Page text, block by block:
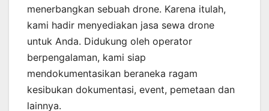
menerbangkan sebuah drone. Karena itulah,
kami hadir menyediakan jasa sewa drone
untuk Anda. Didukung oleh operator
berpengalaman, kami siap
mendokumentasikan beraneka ragam
kesibukan dokumentasi, event, pemetaan dan
lainnya.